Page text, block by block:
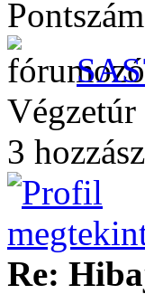
3
Re: